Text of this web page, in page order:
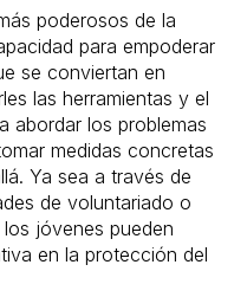
poderosos de la
para empoderar
se conviertan en
las herramientas y el
abordar los problemas
medidas concretas
Ya sea a través de
de voluntariado o
jóvenes pueden
en la protección del